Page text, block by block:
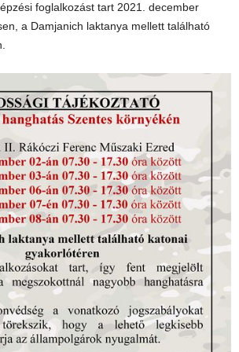
foglalkozást tart 2021. december
a Damjanich laktanya mellett található